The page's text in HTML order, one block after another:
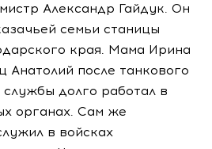
Александр Гайдук. Он
семьи станицы
края. Мама Ирина
Анатолий после танкового
долго работал в
органах. Сам же
в войсках